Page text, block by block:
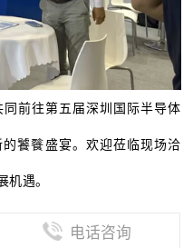
前往第五届深圳国际半导体
饕餮盛宴。欢迎莅临现场洽
遇。
电话咨询